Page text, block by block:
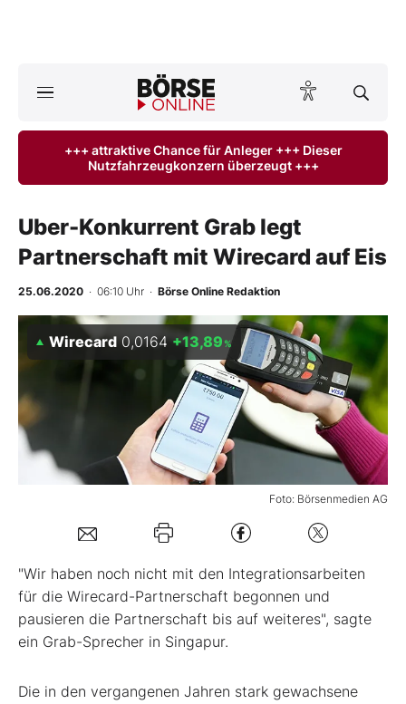
ktuelle Ausgabe BÖRSE ONLINE lesen
Finanz-Check
BO-Musterdepots
Kontakt
+++ attraktive Chance für Anleger +++ Dieser
Nutzfahrzeugkonzern überzeugt +++
Uber-Konkurrent Grab legt
Partnerschaft mit Wirecard auf Eis
25.06.2020 · 06:10 Uhr · Börse Online Redaktion
Foto: Börsenmedien AG
Wirecard 0,0164 +13,89 %
"Wir haben noch nicht mit den Integrationsarbeiten
für die Wirecard-Partnerschaft begonnen und
pausieren die Partnerschaft bis auf weiteres", sagte
ein Grab-Sprecher in Singapur.
Die in den vergangenen Jahren stark gewachsene